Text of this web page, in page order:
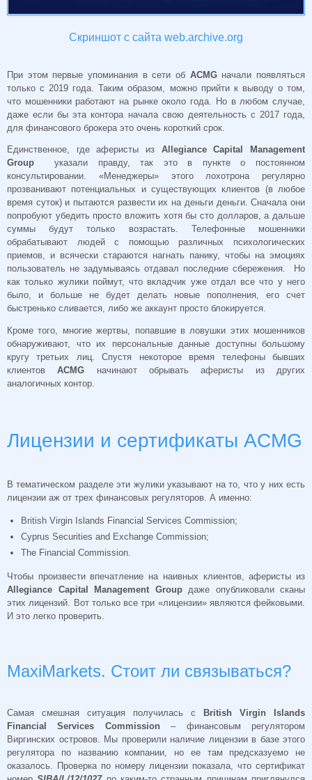
Скриншот с сайта web.archive.org
При этом первые упоминания в сети об ACMGначали появляться
только с 2019 года. Таким образом, можно прийти к выводу о том,
что мошенники работают на рынке около года. Но в любом случае,
даже если бы эта контора начала свою деятельность с 2017 года,
для финансового брокера это очень короткий срок.
Единственное, где аферисты из Allegiance Capital Management
Group указали правду, так это в пункте о постоянном
консультировании. «Менеджеры» этого лохотрона регулярно
прозванивают потенциальных и существующих клиентов (в любое
время суток) и пытаются развести их на деньги деньги. Сначала они
попробуют убедить просто вложить хотя бы сто долларов, а дальше
суммы будут только возрастать. Телефонные мошенники
обрабатывают людей с помощью различных психологических
приемов, и всячески стараются нагнать панику, чтобы на эмоциях
пользователь не задумываясь отдавал последние сбережения. Но
как только жулики поймут, что вкладчик уже отдал все что у него
было, и больше не будет делать новые пополнения, его счет
быстренько сливается, либо же аккаунт просто блокируется.
Кроме того, многие жертвы, попавшие в ловушки этих мошенников
обнаруживают, что их персональные данные доступны большому
кругу третьих лиц. Спустя некоторое время телефоны бывших
клиентовACMG начинают обрывать аферисты из других
аналогичных контор.
Лицензии и сертификаты ACMG
В тематическом разделе эти жулики указывают на то, что у них есть
лицензии аж от трех финансовых регуляторов. А именно:
British Virgin Islands Financial Services Commission;
Cyprus Securities and Exchange Commission;
The Financial Commission.
Чтобы произвести впечатление на наивных клиентов, аферисты из
Allegiance Capital Management Groupдаже опубликовали сканы
этих лицензий. Вот только все три «лицензии» являются фейковыми.
И это легко проверить.
MaxiMarkets. Стоит ли связываться?
Самая смешная ситуация получилась с British Virgin Islands
Financial Services Commission– финансовым регулятором
Виргинских островов. Мы проверили наличие лицензии в базе этого
регулятора по названию компании, но ее там предсказуемо не
оказалось. Проверка по номеру лицензии показала, что сертификат